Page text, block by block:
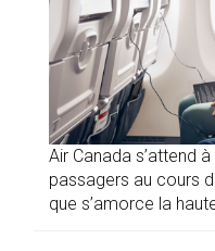
Air Canada s’attend
passagers au cours
que s’amorce la